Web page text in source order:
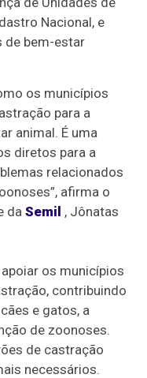
Nacional, e
de bem-estar
os municípios
para a
animal. É uma
diretos para a
relacionados
afirma o
daSemil , Jônatas
os municípios
contribuindo
e gatos, a
de zoonoses.
de castração
necessários.